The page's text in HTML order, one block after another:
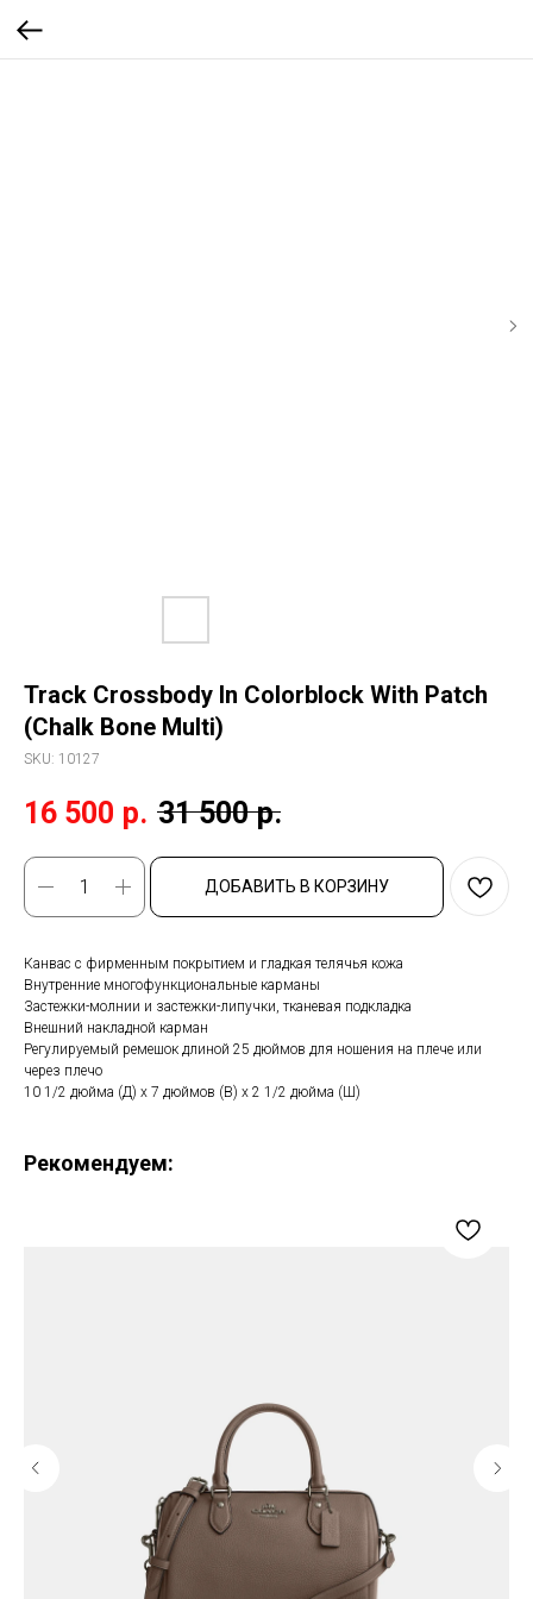
Track Crossbody In Colorblock With Patch
(Chalk Bone Multi)
SKU: 10127
16 500 р. 31 500 р.
ДОБАВИТЬ В КОРЗИНУ
Канвас с фирменным покрытием и гладкая телячья кожа
Внутренние многофункциональные карманы
Застежки-молнии и застежки-липучки, тканевая подкладка
Внешний накладной карман
Регулируемый ремешок длиной 25 дюймов для ношения на плече или
через плечо
10 1/2 дюйма (Д) x 7 дюймов (В) x 2 1/2 дюйма (Ш)
Рекомендуем: